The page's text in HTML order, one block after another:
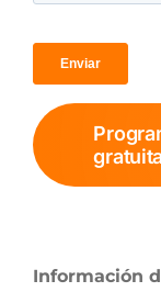
Información